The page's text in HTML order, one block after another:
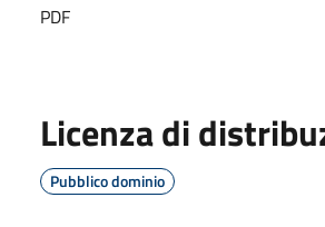
PDF
Licenza di
Pubblico dominio